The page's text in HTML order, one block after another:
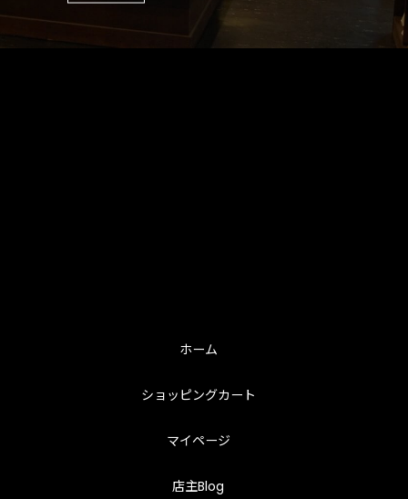
ホーム
ショッピングカート
マイページ
店主Blog